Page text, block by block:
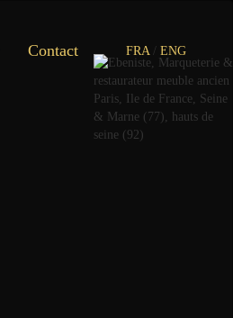
Contact FRA/ ENG